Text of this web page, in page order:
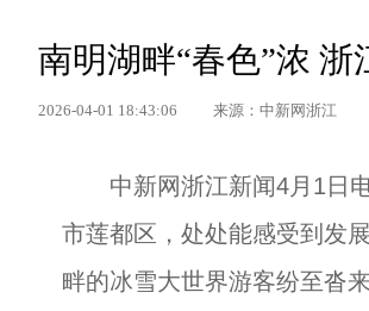
南明湖畔“春色”浓
2026-04-01 18:43:06 来源：中新网浙江
中新网浙江新闻4月1日电
市莲都区，处处能感受到发
畔的冰雪大世界游客纷至沓